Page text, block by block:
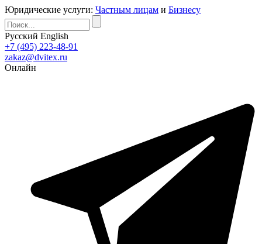
Юридические услуги: Частным лицам и Бизнесу
Русский English
+7 (495) 223-48-91
zakaz@dvitex.ru
Онлайн